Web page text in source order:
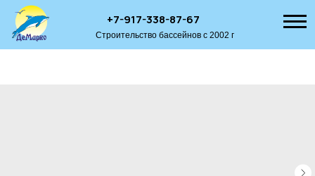
Строительство бассейнов с 2002 г
+7-917-338-87-67